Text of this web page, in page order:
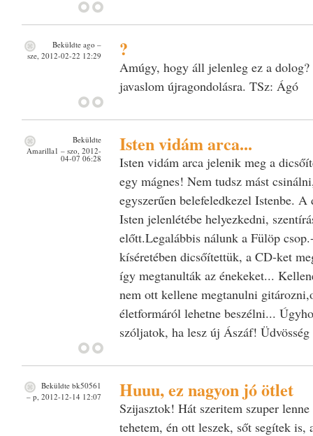
?
Amúgy, hogy áll jelenleg ez a
javaslom újragondolásra. TSz: Ágó
Beküldte ago –
sze, 2012-02-22 12:29
Isten vidám arca...
Isten vidám arca jelenik meg a
egy mágnes! Nem tudsz mást
egyszerűen belefeledkezel Istenbe.
Isten jelenlétébe helyezkedni,
előtt.Legalábbis nálunk a Fülöp
kíséretében dicsőítettük, a CD-ket
így megtanulták az énekeket...
nem ott kellene megtanulni
életformáról lehetne beszélni...
szóljatok, ha lesz új Ászáf!
Beküldte
Amarilla1 – szo, 2012-
04-07 06:28
Huuu, ez nagyon jó ötlet
Szijasztok! Hát szeritem szuper
tehetem, én ott leszek, sőt segítek is,
Beküldte bk50561
– p, 2012-12-14 12:07